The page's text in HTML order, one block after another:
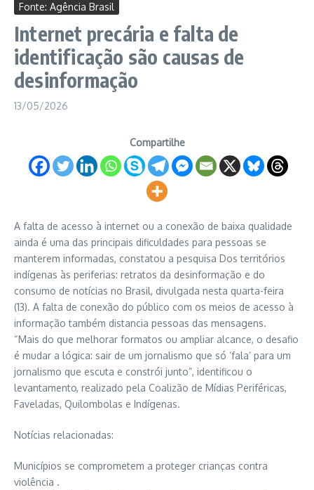
Fonte: Agência Brasil
Internet precária e falta de
identificação são causas de
desinformação
13/05/2026
Compartilhe
A falta de acesso à internet ou a conexão de baixa qualidade
ainda é uma das principais dificuldades para pessoas se
manterem informadas, constatou a pesquisa Dos territórios
indígenas às periferias: retratos da desinformação e do
consumo de notícias no Brasil, divulgada nesta quarta-feira
(13). A falta de conexão do público com os meios de acesso à
informação também distancia pessoas das mensagens.
“Mais do que melhorar formatos ou ampliar alcance, o desafio
é mudar a lógica: sair de um jornalismo que só ‘fala’ para um
jornalismo que escuta e constrói junto”, identificou o
levantamento, realizado pela Coalizão de Mídias Periféricas,
Faveladas, Quilombolas e Indígenas.
Notícias relacionadas:
Municípios se comprometem a proteger crianças contra
violência .